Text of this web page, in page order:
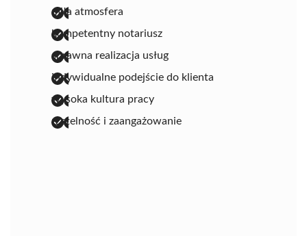
miła atmosfera
kompetentny notariusz
sprawna realizacja usług
indywidualne podejście do klienta
wysoka kultura pracy
rzetelność i zaangażowanie